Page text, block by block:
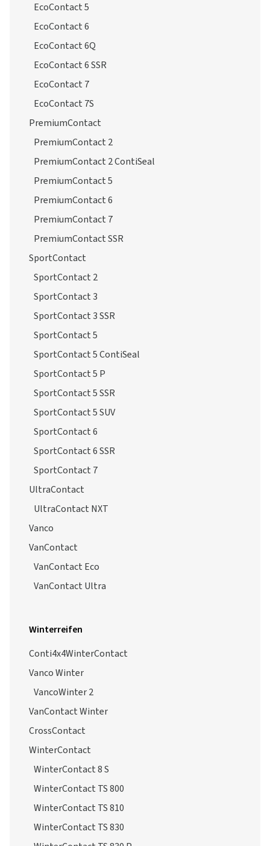
EcoContact 5
EcoContact 6
EcoContact 6Q
EcoContact 6 SSR
EcoContact 7
EcoContact 7S
PremiumContact
PremiumContact 2
PremiumContact 2 ContiSeal
PremiumContact 5
PremiumContact 6
PremiumContact 7
PremiumContact SSR
SportContact
SportContact 2
SportContact 3
SportContact 3 SSR
SportContact 5
SportContact 5 ContiSeal
SportContact 5 P
SportContact 5 SSR
SportContact 5 SUV
SportContact 6
SportContact 6 SSR
SportContact 7
UltraContact
UltraContact NXT
Vanco
VanContact
VanContact Eco
VanContact Ultra
Winterreifen
Conti4x4WinterContact
Vanco Winter
VancoWinter 2
VanContact Winter
CrossContact
WinterContact
WinterContact 8 S
WinterContact TS 800
WinterContact TS 810
WinterContact TS 830